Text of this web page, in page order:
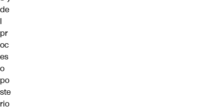
de
l
pr
oc
es
o
po
ste
rio